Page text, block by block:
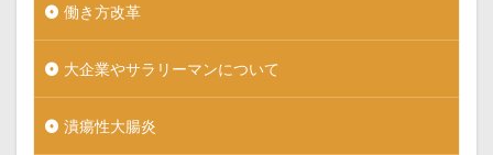
働き方改革
大企業やサラリーマンについて
潰瘍性大腸炎